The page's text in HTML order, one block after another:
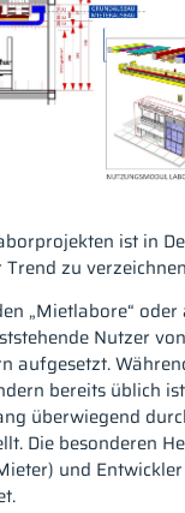
ist in
zu
„Mietlabore“
Nutzer von
aufgesetzt.
bereits üblich
überwiegend
Die besonderen
und